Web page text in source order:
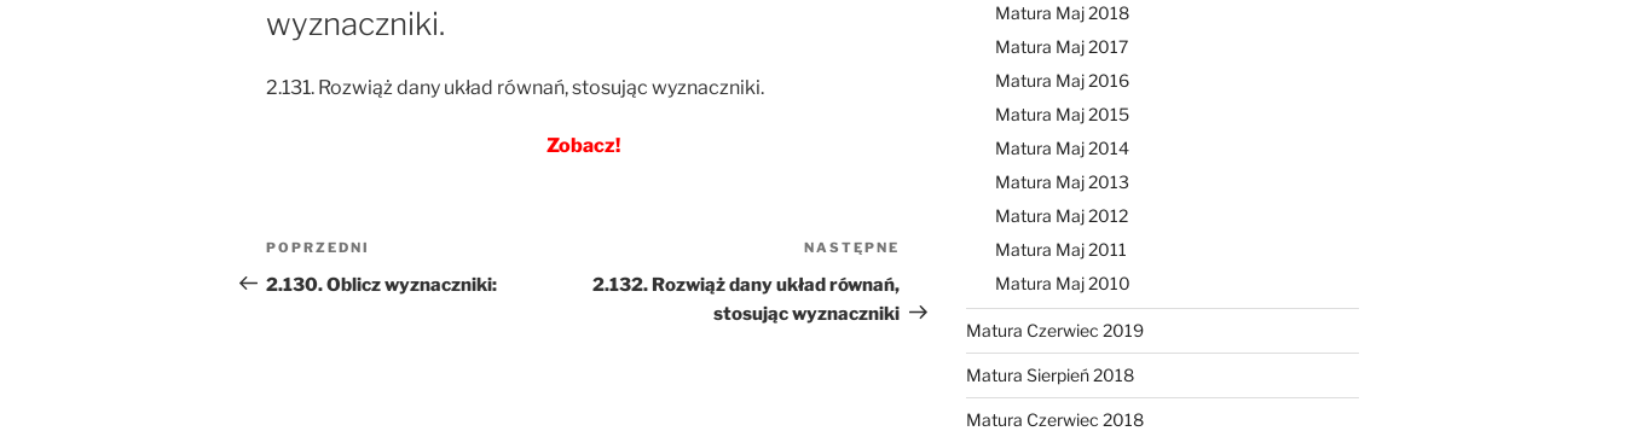
wyznaczniki.
2.131. Rozwiąż dany układ równań, stosując wyznaczniki.
Zobacz!
Nawigacja
wpisu
Poprzedni
wpis
POPRZEDNI
2.130. Oblicz wyznaczniki:
NASTĘPNE
2.132. Rozwiąż dany układ równań,
stosując wyznaczniki
Matura Maj 2018
Matura Maj 2017
Matura Maj 2016
Matura Maj 2015
Matura Maj 2014
Matura Maj 2013
Matura Maj 2012
Matura Maj 2011
Matura Maj 2010
Matura Czerwiec 2019
Matura Sierpień 2018
Matura Czerwiec 2018